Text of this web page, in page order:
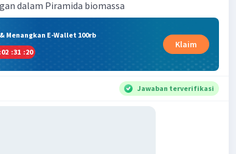
dalam Piramida biomassa
Menangkan E-Wallet 100rb
:02 :31 :19
Klaim
Jawaban terverifikasi